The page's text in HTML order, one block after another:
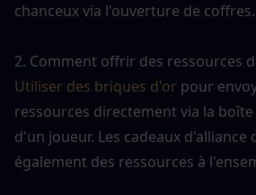
chanceux via l'ouverture de coffres.
2. Comment offrir des ressources
Utiliser des briques d'or pour
ressources directement via la
d'un joueur. Les cadeaux d'alliance
également des ressources à